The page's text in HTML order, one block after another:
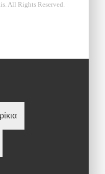
All Rights Reserved.